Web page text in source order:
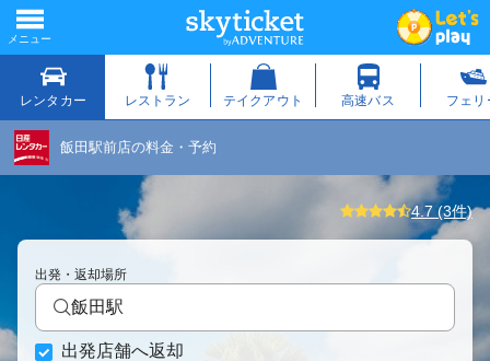
飯田駅前店の料金・予約
4.7 (3件)
出発・返却場所
飯田駅
出発店舗へ返却